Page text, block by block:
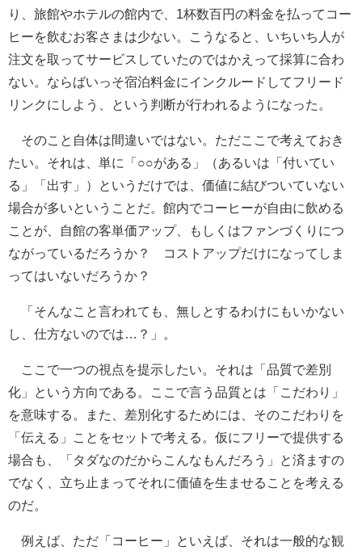
り、旅館やホテルの館内で、1杯数百円の料金を払ってコー
ヒーを飲むお客さまは少ない。こうなると、いちいち人が
注文を取ってサービスしていたのではかえって採算に合わ
ない。ならばいっそ宿泊料金にインクルードしてフリード
リンクにしよう、という判断が行われるようになった。
そのこと自体は間違いではない。ただここで考えておき
たい。それは、単に「○○がある」（あるいは「付いてい
る」「出す」）というだけでは、価値に結びついていない
場合が多いということだ。館内でコーヒーが自由に飲める
ことが、自館の客単価アップ、もしくはファンづくりにつ
ながっているだろうか？ コストアップだけになってしま
ってはいないだろうか？
「そんなこと言われても、無しとするわけにもいかない
し、仕方ないのでは…？」。
ここで一つの視点を提示したい。それは「品質で差別
化」という方向である。ここで言う品質とは「こだわり」
を意味する。また、差別化するためには、そのこだわりを
「伝える」ことをセットで考える。仮にフリーで提供する
場合も、「タダなのだからこんなもんだろう」と済ますの
でなく、立ち止まってそれに価値を生ませることを考える
のだ。
例えば、ただ「コーヒー」といえば、それは一般的な観